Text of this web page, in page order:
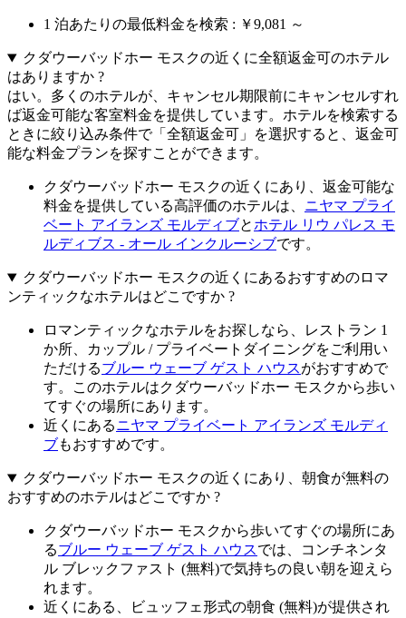
1 泊あたりの最低料金を検索 : ￥9,081 ～
クダウーバッドホー モスクの近くに全額返金可のホテル
はありますか ?
はい。多くのホテルが、キャンセル期限前にキャンセルすれ
ば返金可能な客室料金を提供しています。ホテルを検索する
ときに絞り込み条件で「全額返金可」を選択すると、返金可
能な料金プランを探すことができます。
クダウーバッドホー モスクの近くにあり、返金可能な
料金を提供している高評価のホテルは、 ニヤマ プライ
ベート アイランズ モルディブと ホテル リウ パレス モ
ルディブス - オール インクルーシブです。
クダウーバッドホー モスクの近くにあるおすすめのロマ
ンティックなホテルはどこですか ?
ロマンティックなホテルをお探しなら、レストラン 1
か所、カップル / プライベートダイニングをご利用い
ただけるブルー ウェーブ ゲスト ハウスがおすすめで
す。このホテルはクダウーバッドホー モスクから歩い
てすぐの場所にあります。
近くにあるニヤマ プライベート アイランズ モルディ
ブもおすすめです。
クダウーバッドホー モスクの近くにあり、朝食が無料の
おすすめのホテルはどこですか ?
クダウーバッドホー モスクから歩いてすぐの場所にあ
るブルー ウェーブ ゲスト ハウスでは、コンチネンタ
ル ブレックファスト (無料)で気持ちの良い朝を迎えら
れます。
近くにある、ビュッフェ形式の朝食 (無料)が提供され